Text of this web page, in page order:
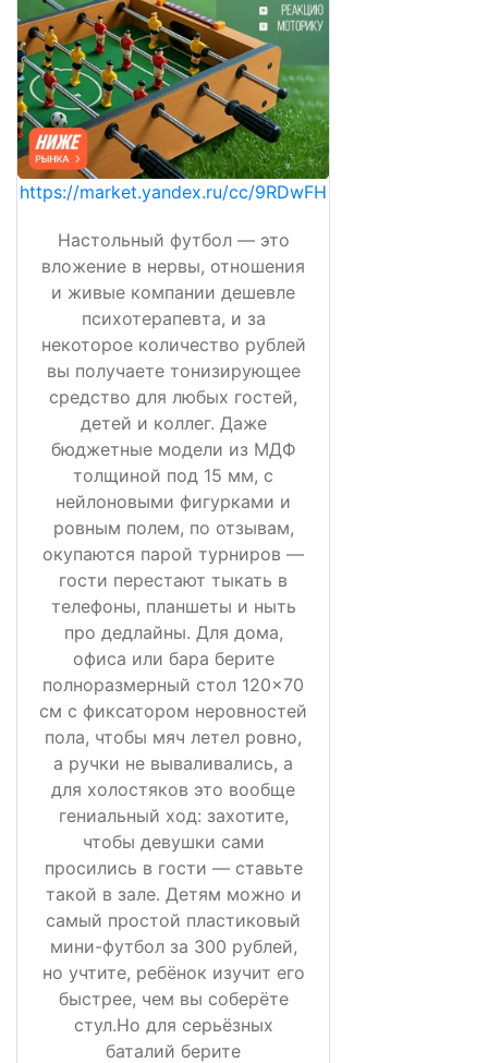
https://market.yandex.ru/cc/9RDwFH
Настольный футбол — это
вложение в нервы, отношения
и живые компании дешевле
психотерапевта, и за
некоторое количество рублей
вы получаете тонизирующее
средство для любых гостей,
детей и коллег. Даже
бюджетные модели из МДФ
толщиной под 15 мм, с
нейлоновыми фигурками и
ровным полем, по отзывам,
окупаются парой турниров —
гости перестают тыкать в
телефоны, планшеты и ныть
про дедлайны. Для дома,
офиса или бара берите
полноразмерный стол 120×70
см с фиксатором неровностей
пола, чтобы мяч летел ровно,
а ручки не вываливались, а
для холостяков это вообще
гениальный ход: захотите,
чтобы девушки сами
просились в гости — ставьте
такой в зале. Детям можно и
самый простой пластиковый
мини-футбол за 300 рублей,
но учтите, ребёнок изучит его
быстрее, чем вы соберёте
стул.Но для серьёзных
баталий берите